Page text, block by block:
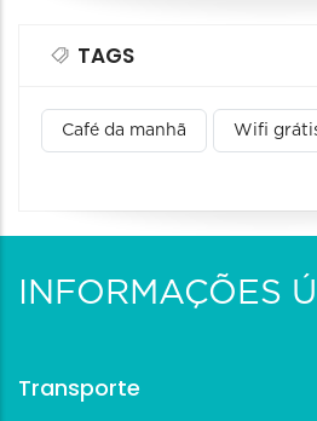
TAGS
Café da manhã Wifi
INFORMAÇÕES
Transporte